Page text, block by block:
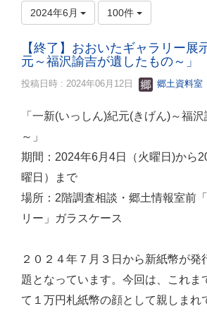
2024年6月 100件
【終了】おおいたギャラリー
元～福沢諭吉が遺したもの～」
投稿日時 : 2024年06月12日 郷土資料室
「一新(いっしん)紀元(きげん)～福
～」
期間：2024年6月4日（火曜日)から
曜日）まで
場所：2階調査相談・郷土情報室前
リー」ガラスケース
２０２４年７月３日から新紙幣が発
題となっています。今回は、これま
て１万円札紙幣の顔として親しまれ